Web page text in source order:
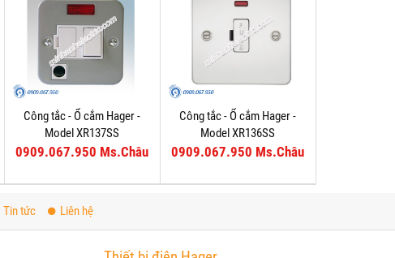
Công tắc - Ổ cắm Hager -
Model XR137SS
0909.067.950 Ms.Châu
Công tắc - Ổ cắm Hager -
Model XR136SS
0909.067.950 Ms.Châu
Tin tức Liên hệ